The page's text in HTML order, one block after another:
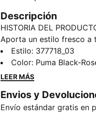
Descripción
HISTORIA DEL
Aporta un estilo fresco a
con estos zapatos de
practicar hasta conseguir
CARACTERÍSTICAS Y
el uso diario.
DETALLES
Estilo: 377718_03
Color: Puma Black-
LEER MÁS
Envios y
Envío estándar gratis en